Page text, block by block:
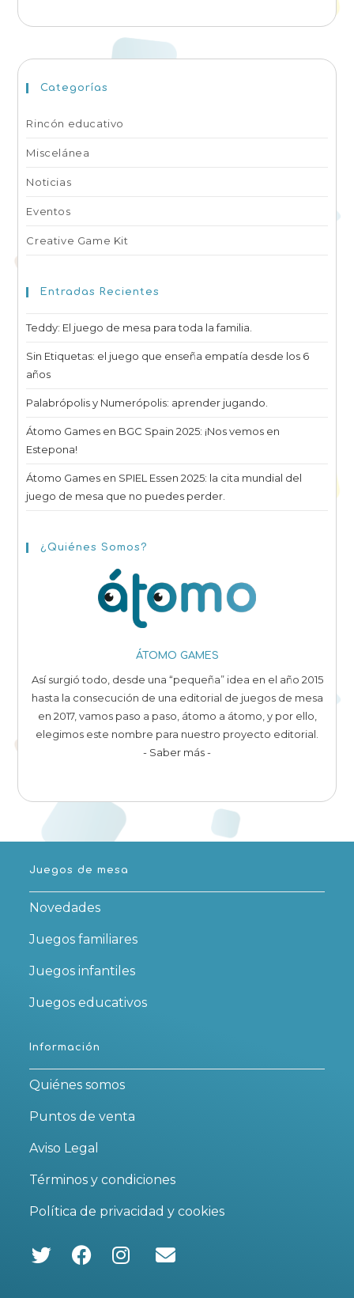
Categorías
Rincón educativo
Miscelánea
Noticias
Eventos
Creative Game Kit
Entradas Recientes
Teddy: El juego de mesa para toda la familia.
Sin Etiquetas: el juego que enseña empatía desde los 6
años
Palabrópolis y Numerópolis: aprender jugando.
Átomo Games en BGC Spain 2025: ¡Nos vemos en
Estepona!
Átomo Games en SPIEL Essen 2025: la cita mundial del
juego de mesa que no puedes perder.
¿Quiénes Somos?
ÁTOMO GAMES
Así surgió todo, desde una “pequeña” idea en el año 2015
hasta la consecución de una editorial de juegos de mesa
en 2017, vamos paso a paso, átomo a átomo, y por ello,
elegimos este nombre para nuestro proyecto editorial.
- Saber más -
Juegos de mesa
Novedades
Juegos familiares
Juegos infantiles
Juegos educativos
Información
Quiénes somos
Puntos de venta
Aviso Legal
Términos y condiciones
Política de privacidad y cookies
abre
Se
abre
abre